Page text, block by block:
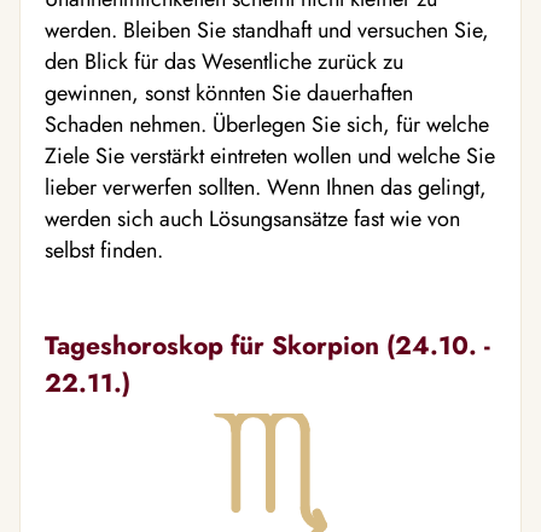
werden. Bleiben Sie standhaft und versuchen Sie,
den Blick für das Wesentliche zurück zu
gewinnen, sonst könnten Sie dauerhaften
Schaden nehmen. Überlegen Sie sich, für welche
Ziele Sie verstärkt eintreten wollen und welche Sie
lieber verwerfen sollten. Wenn Ihnen das gelingt,
werden sich auch Lösungsansätze fast wie von
selbst finden.
Tageshoroskop für Skorpion (24.10. -
22.11.)